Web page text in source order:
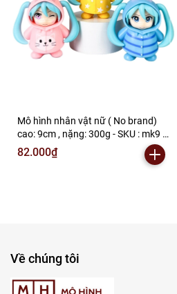
Mô hình nhân vật nữ ( No brand)
cao: 9cm , nặng: 300g - SKU : mk9 (
VAT : 002-b05-50 )K26-T1-S4
82.000₫
Về chúng tôi